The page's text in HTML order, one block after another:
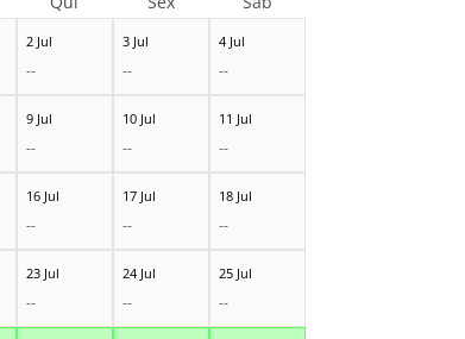
2 Jul
--
3 Jul
--
4 Jul
--
9 Jul
--
10 Jul
--
11 Jul
--
16 Jul
--
17 Jul
--
18 Jul
--
23 Jul
--
24 Jul
--
25 Jul
--